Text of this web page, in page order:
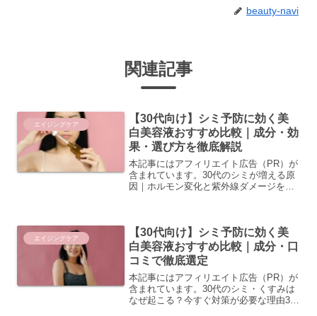
beauty-navi
関連記事
エイジングケア
【30代向け】シミ予防に効く美
白美容液おすすめ比較｜成分・効
果・選び方を徹底解説
本記事にはアフィリエイト広告（PR）が
含まれています。30代のシミが増える原
因｜ホルモン変化と紫外線ダメージを知
に表面化しやすい年...
エイジングケア
【30代向け】シミ予防に効く美
白美容液おすすめ比較｜成分・口
コミで徹底選定
本記事にはアフィリエイト広告（PR）が
含まれています。30代のシミ・くすみは
なぜ起こる？今すぐ対策が必要な理由30